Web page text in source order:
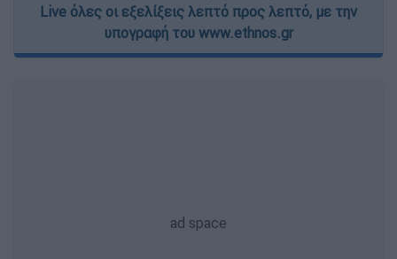
Live όλες οι εξελίξεις λεπτό προς λεπτό, με την
υπογραφή του www.ethnos.gr